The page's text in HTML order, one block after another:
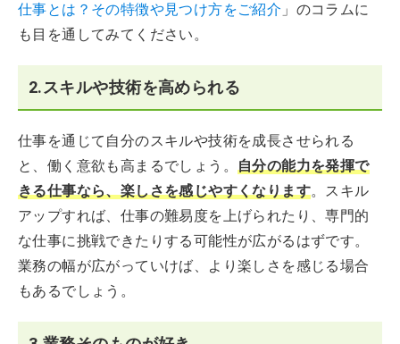
仕事とは？その特徴や見つけ方をご紹介 」のコラムに
も目を通してみてください。
2.スキルや技術を高められる
仕事を通じて自分のスキルや技術を成長させられる
と、働く意欲も高まるでしょう。 自分の能力を発揮で
きる仕事なら、楽しさを感じやすくなります。スキル
アップすれば、仕事の難易度を上げられたり、専門的
な仕事に挑戦できたりする可能性が広がるはずです。
業務の幅が広がっていけば、より楽しさを感じる場合
もあるでしょう。